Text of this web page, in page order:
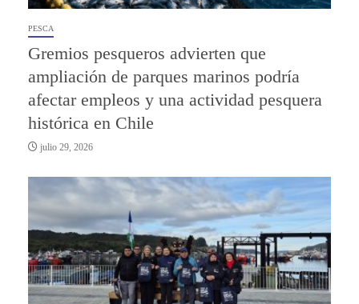
PESCA
Gremios pesqueros advierten que
ampliación de parques marinos podría
afectar empleos y una actividad pesquera
histórica en Chile
julio 29, 2026